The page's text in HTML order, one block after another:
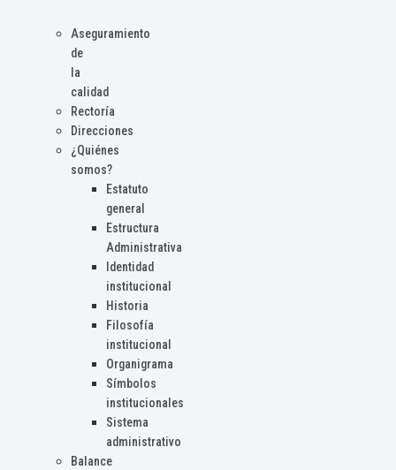
Aseguramiento
de
la
calidad
Rectoría
Direcciones
¿Quiénes
somos?
Estatuto
general
Estructura
Administrativa
Identidad
institucional
Historia
Filosofía
institucional
Organigrama
Símbolos
institucionales
Sistema
administrativo
Balance